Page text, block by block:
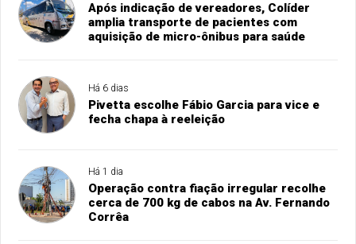
Após indicação de vereadores, Colíder
amplia transporte de pacientes com
aquisição de micro-ônibus para saúde
Há 6 dias
Pivetta escolhe Fábio Garcia para vice e
fecha chapa à reeleição
Há 1 dia
Operação contra fiação irregular recolhe
cerca de 700 kg de cabos na Av. Fernando
Corrêa